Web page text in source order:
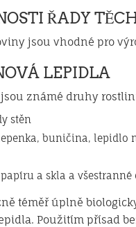
ŘADY
jsou vhodné pro
LEPIDLA
známé druhy
stěn
buničina, lepidlo
a skla a
téměř úplně
Použitím přísad